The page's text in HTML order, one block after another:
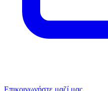
Επικοινωνήστε μαζί μας